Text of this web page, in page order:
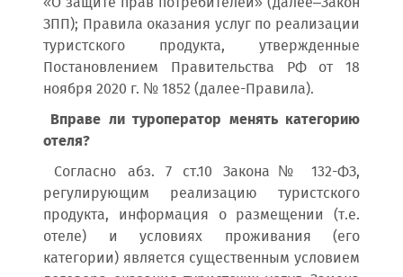
ЗПП); Правила оказания услуг по реализации
туристского продукта, утвержденные
Постановлением Правительства РФ от 18
ноября 2020 г. № 1852 (далее-Правила).
Вправе ли туроператор менять категорию
отеля?
Согласно абз. 7 ст.10 Закона№ 132-ФЗ,
регулирующим реализацию туристского
продукта, информация о размещении (т.е.
отеле) и условиях проживания (его
категории) является существенным условием